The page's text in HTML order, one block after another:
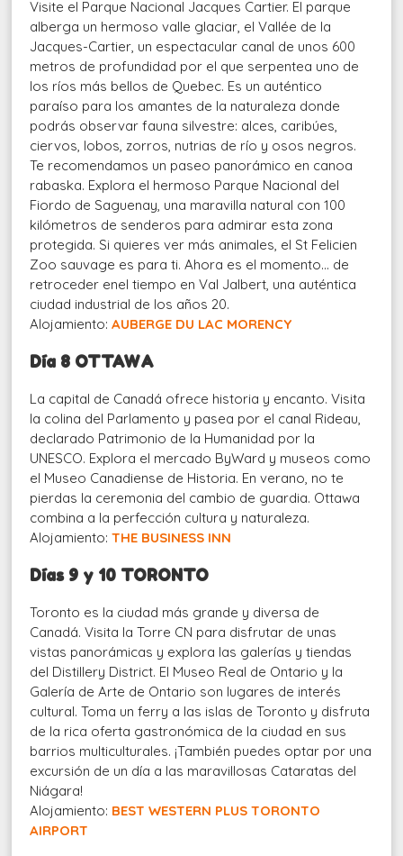
Visite el Parque Nacional Jacques Cartier. El parque
alberga un hermoso valle glaciar, el Vallée de la
Jacques-Cartier, un espectacular canal de unos 600
metros de profundidad por el que serpentea uno de
los ríos más bellos de Quebec. Es un auténtico
paraíso para los amantes de la naturaleza donde
podrás observar fauna silvestre: alces, caribúes,
ciervos, lobos, zorros, nutrias de río y osos negros.
Te recomendamos un paseo panorámico en canoa
rabaska. Explora el hermoso Parque Nacional del
Fiordo de Saguenay, una maravilla natural con 100
kilómetros de senderos para admirar esta zona
protegida. Si quieres ver más animales, el St Felicien
Zoo sauvage es para ti. Ahora es el momento… de
retroceder enel tiempo en Val Jalbert, una auténtica
ciudad industrial de los años 20.
Alojamiento:AUBERGE DU LAC MORENCY
Día 8 OTTAWA
La capital de Canadá ofrece historia y encanto. Visita
la colina del Parlamento y pasea por el canal Rideau,
declarado Patrimonio de la Humanidad por la
UNESCO. Explora el mercado ByWard y museos como
el Museo Canadiense de Historia. En verano, no te
pierdas la ceremonia del cambio de guardia. Ottawa
combina a la perfección cultura y naturaleza.
Alojamiento:THE BUSINESS INN
Días 9 y 10 TORONTO
Toronto es la ciudad más grande y diversa de
Canadá. Visita la Torre CN para disfrutar de unas
vistas panorámicas y explora las galerías y tiendas
del Distillery District. El Museo Real de Ontario y la
Galería de Arte de Ontario son lugares de interés
cultural. Toma un ferry a las islas de Toronto y disfruta
de la rica oferta gastronómica de la ciudad en sus
barrios multiculturales. ¡También puedes optar por una
excursión de un día a las maravillosas Cataratas del
Niágara!
Alojamiento: BEST WESTERN PLUS TORONTO
AIRPORT